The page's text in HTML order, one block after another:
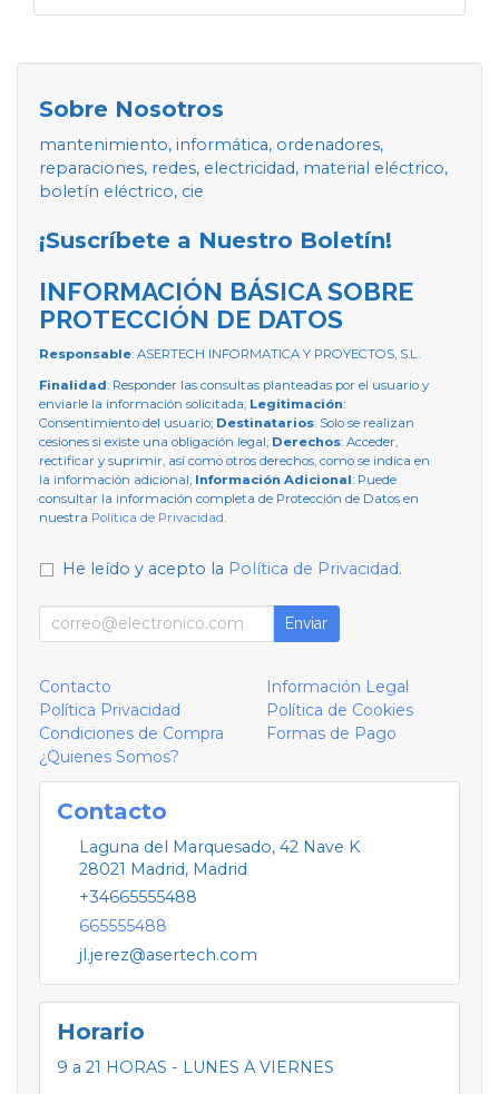
Sobre Nosotros
mantenimiento, informática, ordenadores,
reparaciones, redes, electricidad, material eléctrico,
boletín eléctrico, cie
¡Suscríbete a Nuestro Boletín!
INFORMACIÓN BÁSICA SOBRE
PROTECCIÓN DE DATOS
Responsable: ASERTECH INFORMATICA Y PROYECTOS, S.L.
Finalidad: Responder las consultas planteadas por el usuario y
enviarle la información solicitada; Legitimación:
Consentimiento del usuario; Destinatarios: Solo se realizan
cesiones si existe una obligación legal; Derechos: Acceder,
rectificar y suprimir, así como otros derechos, como se indica en
la información adicional; Información Adicional: Puede
consultar la información completa de Protección de Datos en
nuestra Política de Privacidad
He leído y acepto la Política de Privacidad.
Enviar
Contacto
Información Legal
Política Privacidad
Política de Cookies
Condiciones de Compra
Formas de Pago
¿Quienes Somos?
Contacto
Laguna del Marquesado, 42 Nave K
28021 Madrid, Madrid
+34665555488
665555488
jl.jerez@asertech.com
Horario
9 a 21 HORAS - LUNES A VIERNES